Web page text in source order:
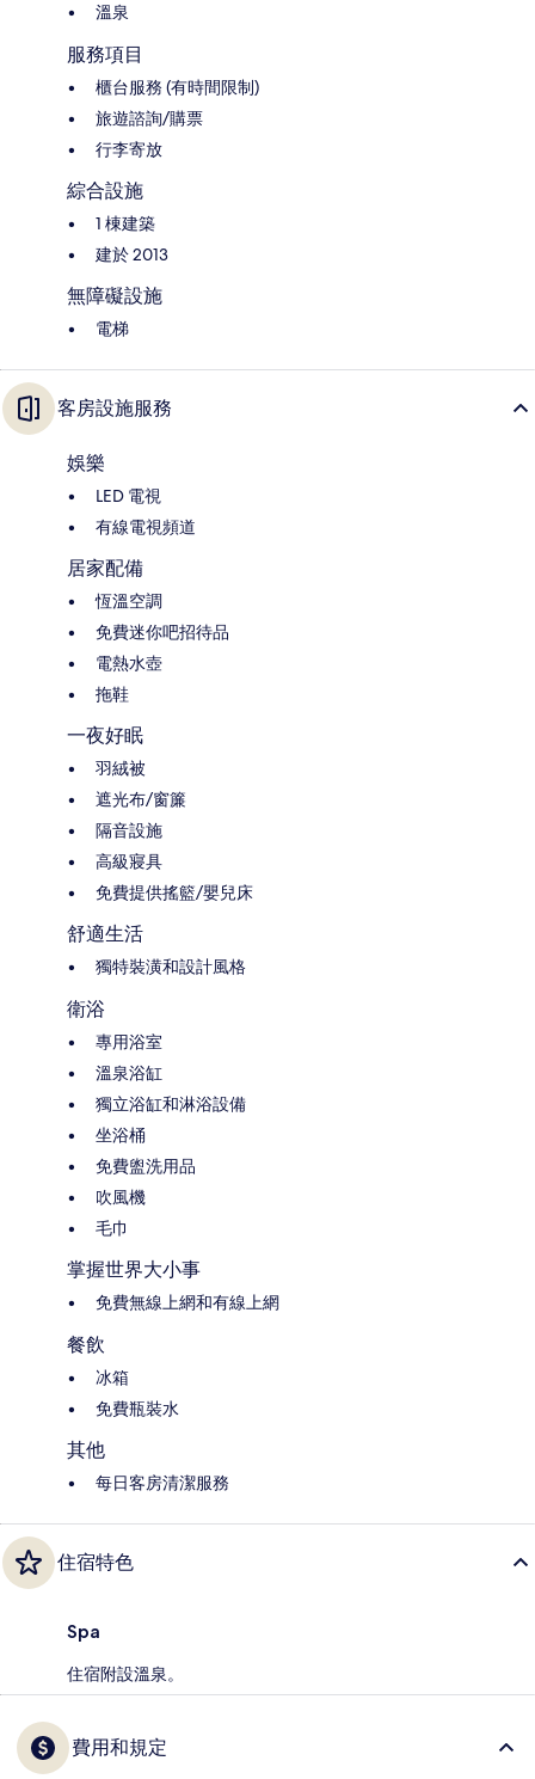
溫泉
服務項目
櫃台服務 (有時間限制)
旅遊諮詢/購票
行李寄放
綜合設施
1 棟建築
建於 2013
無障礙設施
電梯
客房設施服務
娛樂
LED 電視
有線電視頻道
居家配備
恆溫空調
免費迷你吧招待品
電熱水壺
拖鞋
一夜好眠
羽絨被
遮光布/窗簾
隔音設施
高級寢具
免費提供搖籃/嬰兒床
舒適生活
獨特裝潢和設計風格
衛浴
專用浴室
溫泉浴缸
獨立浴缸和淋浴設備
坐浴桶
免費盥洗用品
吹風機
毛巾
掌握世界大小事
免費無線上網和有線上網
餐飲
冰箱
免費瓶裝水
其他
每日客房清潔服務
住宿特色
Spa
住宿附設溫泉。
費用和規定